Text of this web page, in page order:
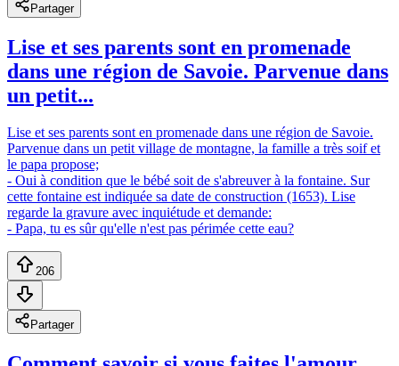
Partager
Lise et ses parents sont en promenade
dans une région de Savoie. Parvenue dans
un petit...
Lise et ses parents sont en promenade dans une région de Savoie.
Parvenue dans un petit village de montagne, la famille a très soif et
le papa propose;
- Oui à condition que le bébé soit de s'abreuver à la fontaine. Sur
cette fontaine est indiquée sa date de construction (1653). Lise
regarde la gravure avec inquiétude et demande:
- Papa, tu es sûr qu'elle n'est pas périmée cette eau?
206
Partager